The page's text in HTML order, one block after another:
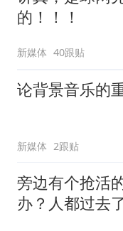
的！！！
新媒体 40跟贴
论背景音乐的
新媒体 2跟贴
旁边有个抢活
办？人都过去